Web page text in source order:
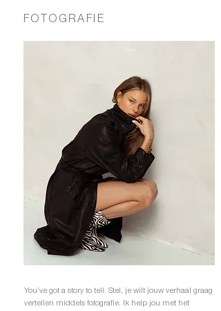
FOTOGRAFIE
You’ve got a story to tell. Stel, je wilt jouw verhaal graag
vertellen middels fotografie. Ik help jou met het